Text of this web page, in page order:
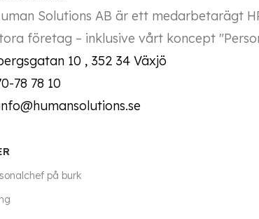
Solutions AB är ett medarbetarägt
företag – inklusive vårt koncept
10 , 352 34 Växjö
78 78 10
på burk